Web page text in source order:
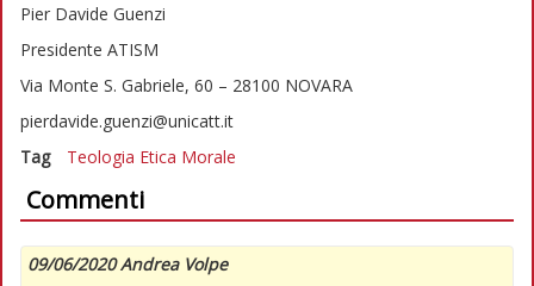
Pier Davide Guenzi
Presidente ATISM
Via Monte S. Gabriele, 60 – 28100 NOVARA
pierdavide.guenzi@unicatt.it
Tag
Teologia Etica Morale
Commenti
09/06/2020 Andrea Volpe